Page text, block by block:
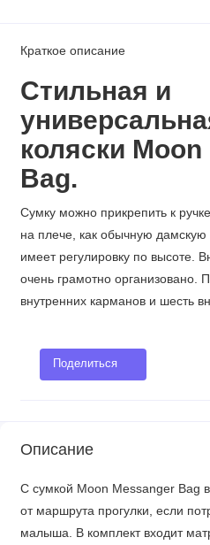
Краткое описание
Стильная и
коляски
Bag.
Сумку можно прикрепить к
на плече, как обычную
имеет регулировку по высоте.
очень грамотно организовано.
внутренних карманов и шесть
Поделиться
Описание
С сумкой Moon Messanger Bag
от маршрута прогулки, если
малыша. В комплект входит